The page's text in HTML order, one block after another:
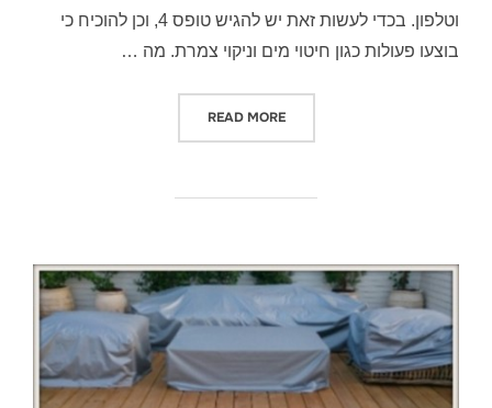
וטלפון. בכדי לעשות זאת יש להגיש טופס 4, וכן להוכיח כי
בוצעו פעולות כגון חיטוי מים וניקוי צמרת. מה …
READ MORE